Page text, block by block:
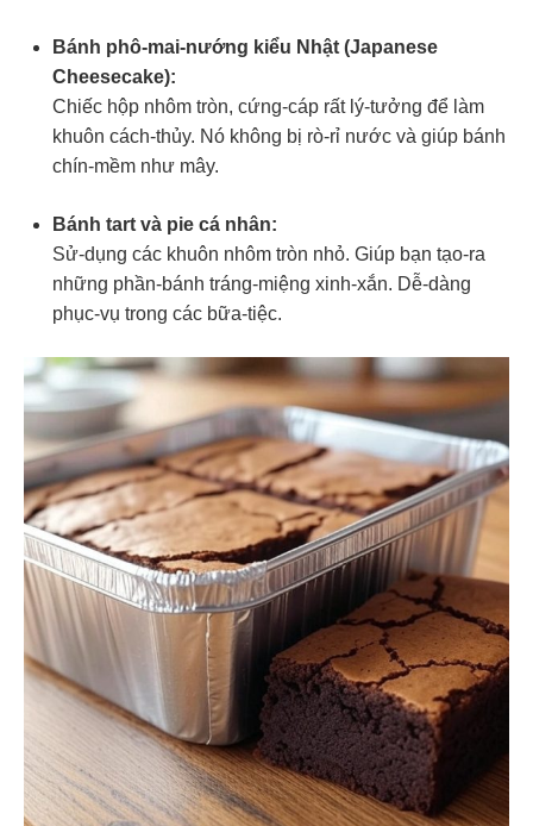
Bánh phô-mai-nướng kiểu Nhật (Japanese
Cheesecake):
Chiếc hộp nhôm tròn, cứng-cáp rất lý-tưởng để làm
khuôn cách-thủy. Nó không bị rò-rỉ nước và giúp bánh
chín-mềm như mây.
Bánh tart và pie cá nhân:
Sử-dụng các khuôn nhôm tròn nhỏ. Giúp bạn tạo-ra
những phần-bánh tráng-miệng xinh-xắn. Dễ-dàng
phục-vụ trong các bữa-tiệc.